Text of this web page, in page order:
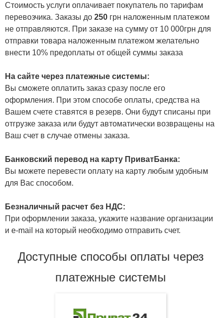
Стоимость услуги оплачивает покупатель по тарифам
перевозчика. Заказы до 250 грн наложенным платежом
не отправляются. При заказе на сумму от 10 000грн для
отправки товара наложенным платежом желательно
внести 10% предоплаты от общей суммы заказа
На сайте через платежные системы:
Вы сможете оплатить заказ сразу после его
оформления. При этом способе оплаты, средства на
Вашем счете ставятся в резерв. Они будут списаны при
отгрузке заказа или будут автоматически возвращены на
Ваш счет в случае отмены заказа.
Банковский перевод на карту ПриватБанка:
Вы можете перевести оплату на карту любым удобным
для Вас способом.
Безналичный расчет без НДС:
При оформлении заказа, укажите название организации
и e-mail на который необходимо отправить счет.
Доступные способы оплаты через
платежные системы